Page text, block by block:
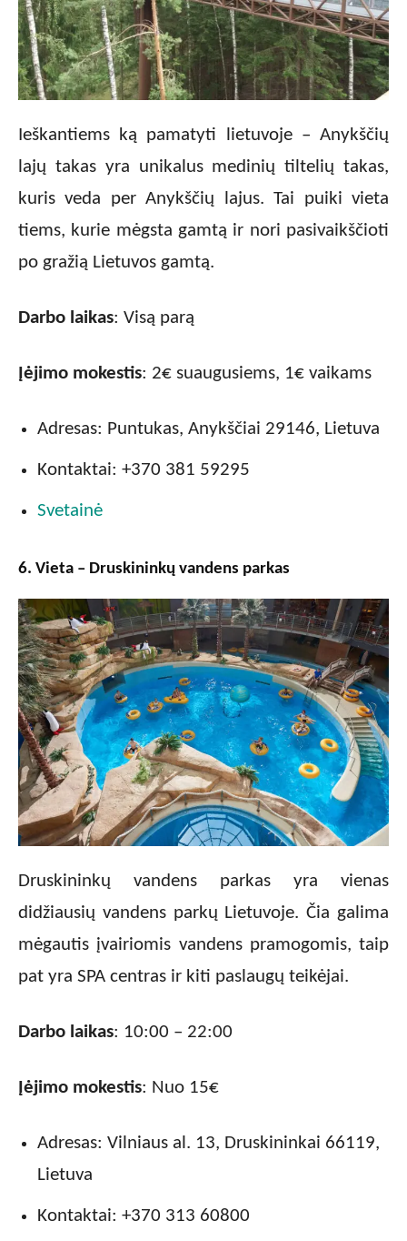
Ieškantiems ką pamatyti lietuvoje – Anykščių
lajų takas yra unikalus medinių tiltelių takas,
kuris veda per Anykščių lajus. Tai puiki vieta
tiems, kurie mėgsta gamtą ir nori pasivaikščioti
po gražią Lietuvos gamtą.
Darbo laikas: Visą parą
Įėjimo mokestis: 2€ suaugusiems, 1€ vaikams
Adresas: Puntukas, Anykščiai 29146, Lietuva
Kontaktai: +370 381 59295
Svetainė
6. Vieta – Druskininkų vandens parkas
Druskininkų vandens parkas yra vienas
didžiausių vandens parkų Lietuvoje. Čia galima
mėgautis įvairiomis vandens pramogomis, taip
pat yra SPA centras ir kiti paslaugų teikėjai.
Darbo laikas: 10:00 – 22:00
Įėjimo mokestis: Nuo 15€
Adresas: Vilniaus al. 13, Druskininkai 66119,
Lietuva
Kontaktai: +370 313 60800